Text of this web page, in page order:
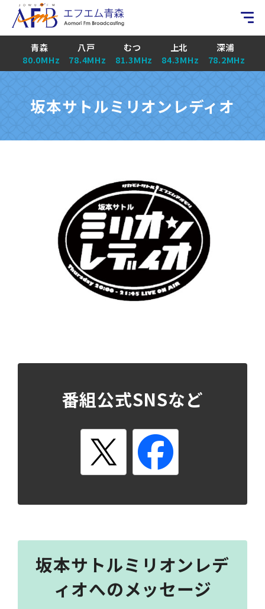
青森
80.0MHz
八戸
78.4MHz
むつ
81.3MHz
上北
84.3MHz
深浦
78.2MHz
坂本サトルミリオンレディオ
番組公式SNSなど
坂本サトルミリオンレデ
ィオへのメッセージ